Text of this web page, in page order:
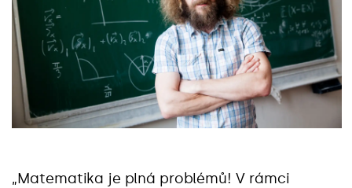
„Matematika je plná problémů! V rámci